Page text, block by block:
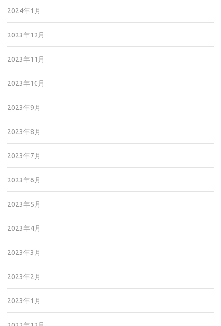
2024年1月
2023年12月
2023年11月
2023年10月
2023年9月
2023年8月
2023年7月
2023年6月
2023年5月
2023年4月
2023年3月
2023年2月
2023年1月